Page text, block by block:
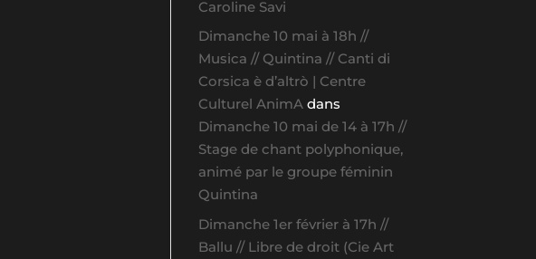
Caroline Savi
Dimanche 10 mai à 18h //
Musica // Quintina // Canti di
Corsica è d’altrò | Centre
Culturel AnimAdans
Dimanche 10 mai de 14 à 17h //
Stage de chant polyphonique,
animé par le groupe féminin
Quintina
Dimanche 1er février à 17h //
Ballu // Libre de droit (Cie Art